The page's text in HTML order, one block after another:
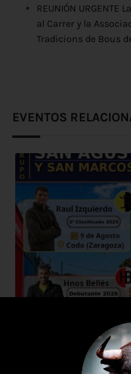
REUNIÓN URGENTE
al Carrer y la
Tradicions de Bous
EVENTOS